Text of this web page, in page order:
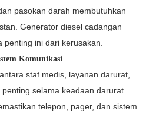
pasokan darah membutuhkan
Generator diesel cadangan
ini dari kerusakan.
Komunikasi
staf medis, layanan darurat,
selama keadaan darurat.
telepon, pager, dan sistem